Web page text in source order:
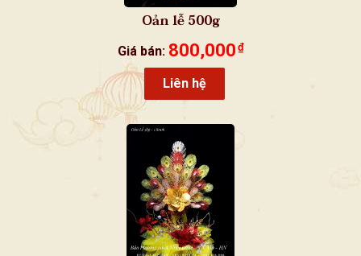
Oản lễ 500g
Giá bán: 800,000 ₫
Liên hệ